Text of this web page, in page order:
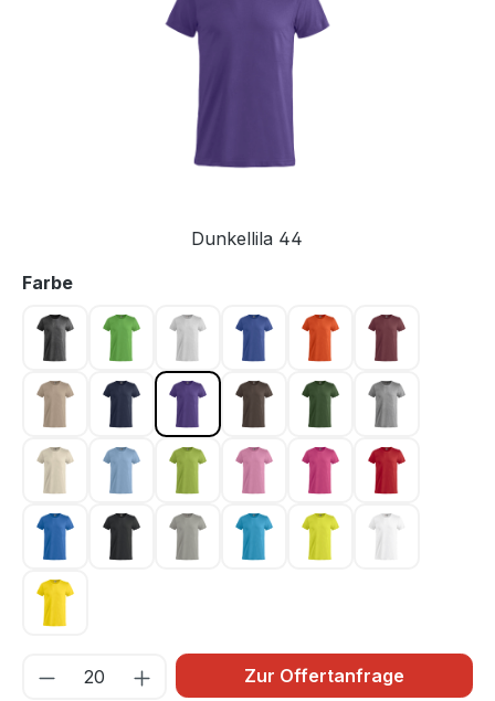
Dunkellila 44
Farbeauswählen
Antrazit meliert 955
Apfelgrün 605
Asche 92 Blau 56 Blutorange 18
Caffe Latte 820Dunkel Marine 580
Dunkellila 44Dunkelmocca 825
Flaschengrün 68
Hellbeige 815Hellblau 57Hellgrün 67Hellpink 250Kirsche 300
Royal Blau 55Schwarz 99Silber 94 Türkis 54
Zur Offertanfrage